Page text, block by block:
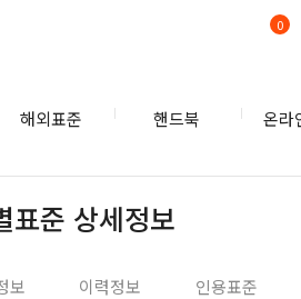
해외표준 핸드북 온라
0
표준 상세정보
보 이력정보 인용표준